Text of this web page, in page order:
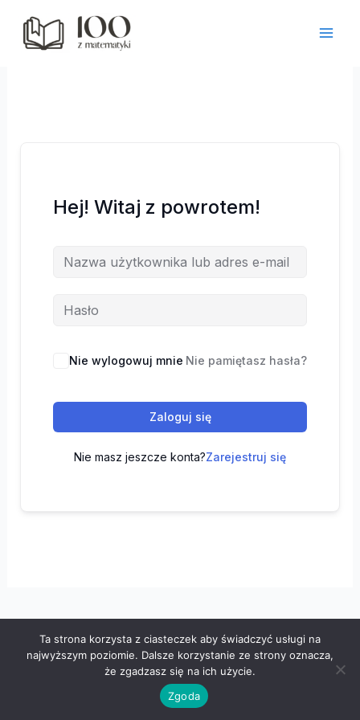
treści
Hej! Witaj z powrotem!
Nie wylogowuj mnie Nie pamiętasz hasła?
Zaloguj się
Nie masz jeszcze konta?Zarejestruj się
Wszelkie prawa zastrzeżone © 2026 "100 z matematyki" -
Polityka prywatności- Regulamin
Ta strona korzysta z ciasteczek aby świadczyć usługi na
najwyższym poziomie. Dalsze korzystanie ze strony oznacza,
że zgadzasz się na ich użycie.
Zgoda